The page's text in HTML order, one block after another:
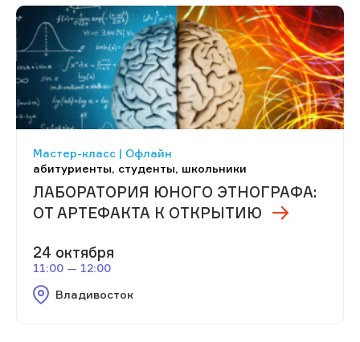
Мастер-класс | Офлайн
абитуриенты, студенты, школьники
ЛАБОРАТОРИЯ ЮНОГО ЭТНОГРАФА:
ОТ АРТЕФАКТА К ОТКРЫТИЮ
24 октября
11:00 — 12:00
Владивосток